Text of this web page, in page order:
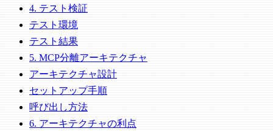
4. テスト検証
テスト環境
テスト結果
5. MCP分離アーキテクチャ
アーキテクチャ設計
セットアップ手順
呼び出し方法
6. アーキテクチャの利点